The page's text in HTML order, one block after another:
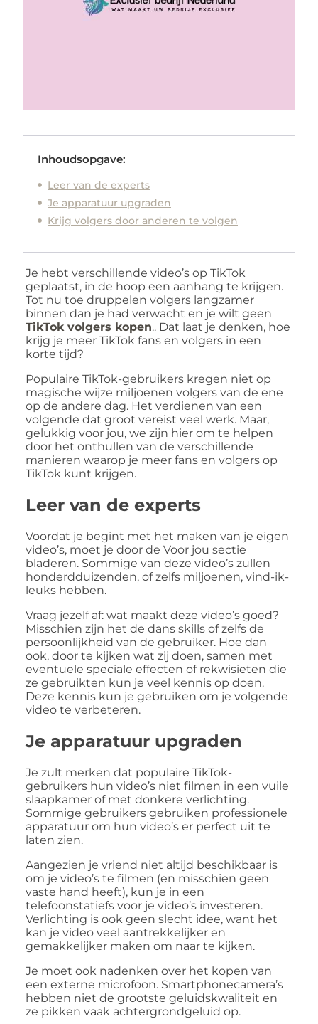
Inhoudsopgave:
Leer van de experts
Je apparatuur upgraden
Krijg volgers door anderen te volgen
Je hebt verschillende video’s op TikTok
geplaatst, in de hoop een aanhang te krijgen.
Tot nu toe druppelen volgers langzamer
binnen dan je had verwacht en je wilt geen
TikTok volgers kopen.. Dat laat je denken, hoe
krijg je meer TikTok fans en volgers in een
korte tijd?
Populaire TikTok-gebruikers kregen niet op
magische wijze miljoenen volgers van de ene
op de andere dag. Het verdienen van een
volgende dat groot vereist veel werk. Maar,
gelukkig voor jou, we zijn hier om te helpen
door het onthullen van de verschillende
manieren waarop je meer fans en volgers op
TikTok kunt krijgen.
Leer van de experts
Voordat je begint met het maken van je eigen
video’s, moet je door de Voor jou sectie
bladeren. Sommige van deze video’s zullen
honderdduizenden, of zelfs miljoenen, vind-ik-
leuks hebben.
Vraag jezelf af: wat maakt deze video’s goed?
Misschien zijn het de dans skills of zelfs de
persoonlijkheid van de gebruiker. Hoe dan
ook, door te kijken wat zij doen, samen met
eventuele speciale effecten of rekwisieten die
ze gebruikten kun je veel kennis op doen.
Deze kennis kun je gebruiken om je volgende
video te verbeteren.
Je apparatuur upgraden
Je zult merken dat populaire TikTok-
gebruikers hun video’s niet filmen in een vuile
slaapkamer of met donkere verlichting.
Sommige gebruikers gebruiken professionele
apparatuur om hun video’s er perfect uit te
laten zien.
Aangezien je vriend niet altijd beschikbaar is
om je video’s te filmen (en misschien geen
vaste hand heeft), kun je in een
telefoonstatiefs voor je video’s investeren.
Verlichting is ook geen slecht idee, want het
kan je video veel aantrekkelijker en
gemakkelijker maken om naar te kijken.
Je moet ook nadenken over het kopen van
een externe microfoon. Smartphonecamera’s
hebben niet de grootste geluidskwaliteit en
ze pikken vaak achtergrondgeluid op.